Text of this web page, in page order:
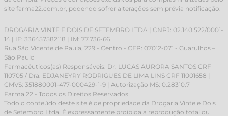
site farma22.com.br, podendo sofrer alterações sem prévia notificação.
DROGARIA VINTE E DOIS DE SETEMBRO LTDA | CNPJ: 02.140.522/0001-
14 | IE: 336457582118 | IM: 77.736-66
Rua São Vicente de Paula, 229 - Centro - CEP: 07012-071 - Guarulhos –
São Paulo
Farmacêuticos(as) Responsáveis: Dr. LUCAS AURORA SANTOS CRF
110705 / Dra. EDJANEYRY RODRIGUES DE LIMA LINS CRF 11001658 |
CMVS: 351880001-477-000429-1-9 | Autorização MS: 0.28310.7
Farma 22 - Todos os Direitos Reservados
Todo o conteúdo deste site é de propriedade da Drogaria Vinte e Dois
de Setembro Ltda. É expressamente proibida a reprodução total ou